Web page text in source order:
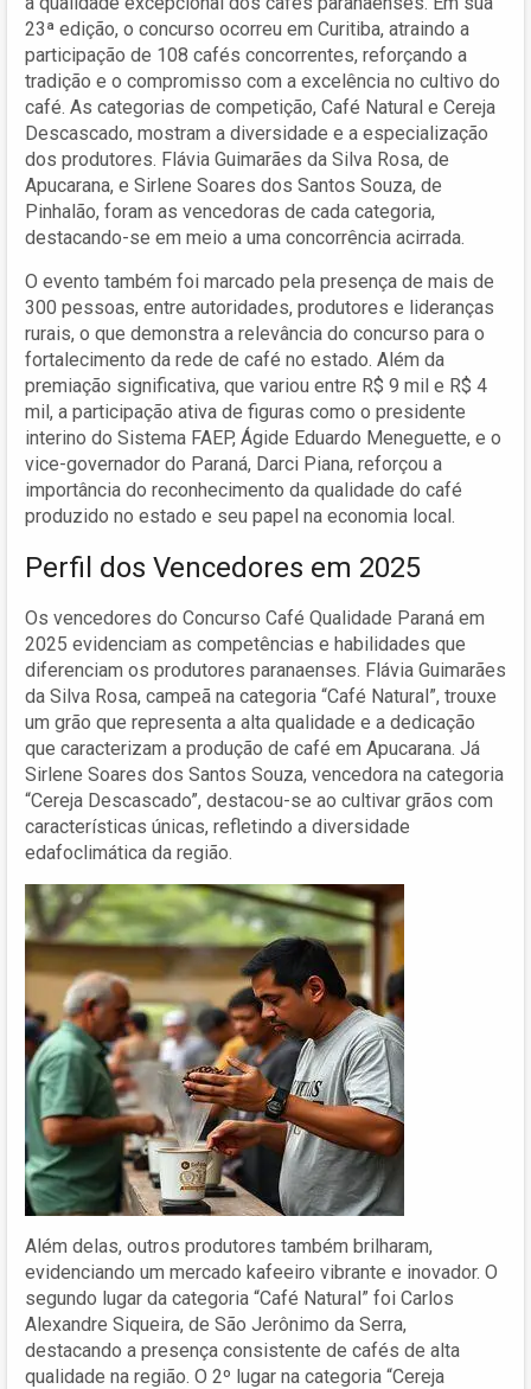
23ª edição, o concurso ocorreu em Curitiba, atraindo a
participação de 108 cafés concorrentes, reforçando a
tradição e o compromisso com a excelência no cultivo do
café. As categorias de competição, Café Natural e Cereja
Descascado, mostram a diversidade e a especialização
dos produtores. Flávia Guimarães da Silva Rosa, de
Apucarana, e Sirlene Soares dos Santos Souza, de
Pinhalão, foram as vencedoras de cada categoria,
destacando-se em meio a uma concorrência acirrada.
O evento também foi marcado pela presença de mais de
300 pessoas, entre autoridades, produtores e lideranças
rurais, o que demonstra a relevância do concurso para o
fortalecimento da rede de café no estado. Além da
premiação significativa, que variou entre R$ 9 mil e R$ 4
mil, a participação ativa de figuras como o presidente
interino do Sistema FAEP, Ágide Eduardo Meneguette, e o
vice-governador do Paraná, Darci Piana, reforçou a
importância do reconhecimento da qualidade do café
produzido no estado e seu papel na economia local.
Perfil dos Vencedores em 2025
Os vencedores do Concurso Café Qualidade Paraná em
2025 evidenciam as competências e habilidades que
diferenciam os produtores paranaenses. Flávia Guimarães
da Silva Rosa, campeã na categoria “Café Natural”, trouxe
um grão que representa a alta qualidade e a dedicação
que caracterizam a produção de café em Apucarana. Já
Sirlene Soares dos Santos Souza, vencedora na categoria
“Cereja Descascado”, destacou-se ao cultivar grãos com
características únicas, refletindo a diversidade
edafoclimática da região.
Além delas, outros produtores também brilharam,
evidenciando um mercado kafeeiro vibrante e inovador. O
segundo lugar da categoria “Café Natural” foi Carlos
Alexandre Siqueira, de São Jerônimo da Serra,
destacando a presença consistente de cafés de alta
qualidade na região. O 2º lugar na categoria “Cereja